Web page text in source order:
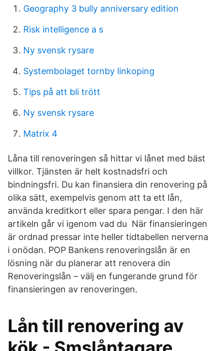
Geography 3 bully anniversary edition
Risk intelligence a s
Ny svensk rysare
Systembolaget tornby linkoping
Tips på att bli trött
Ny svensk rysare
Matrix 4
Låna till renoveringen så hittar vi lånet med bäst
villkor. Tjänsten är helt kostnadsfri och
bindningsfri. Du kan finansiera din renovering på
olika sätt, exempelvis genom att ta ett lån,
använda kreditkort eller spara pengar. I den här
artikeln går vi igenom vad du När finansieringen
är ordnad pressar inte heller tidtabellen nerverna
i onödan. POP Bankens renoveringslån är en
lösning när du planerar att renovera din
Renoveringslån – välj en fungerande grund för
finansieringen av renoveringen.
Lån till renovering av